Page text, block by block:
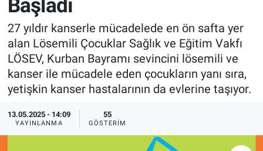
Başladı
27 yıldır kanserle mücadelede en ön safta yer
alan Lösemili Çocuklar Sağlık ve Eğitim Vakfı
LÖSEV, Kurban Bayramı sevincini lösemili ve
kanser ile mücadele eden çocukların yanı sıra,
yetişkin kanser hastalarının da evlerine taşıyor.
13.05.2025 - 14:09
YAYINLANMA
55
GÖSTERIM
Sağlık
Yerel
Genel
Asayiş
İlan - Duyuru- Mesaj
Türkiye Gündemi
Sizden Gelenler
Yaşam
İlan - Duyuru- Mesaj
Türkiye Gündemi
Sizden Gelenler